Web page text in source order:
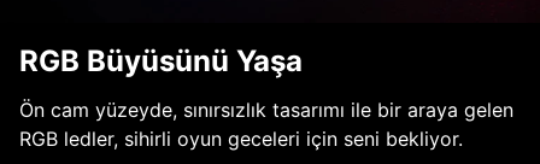
RGB Büyüsünü Yaşa
Ön cam yüzeyde, sınırsızlık tasarımı ile bir araya gelen
RGB ledler, sihirli oyun geceleri için seni bekliyor.